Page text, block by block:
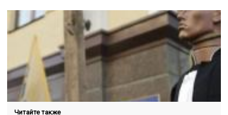
Читайте также